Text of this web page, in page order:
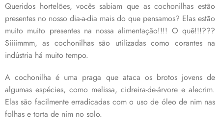
Queridos hortelões, vocês sabiam que as cochonilhas estão
presentes no nosso dia-a-dia mais do que pensamos? Elas estão
muito muito presentes na nossa alimentação!!!! O quê!!!???
Siiiimmm, as cochonilhas são utilizadas como corantes na
indústria há muito tempo.
A cochonilha é uma praga que ataca os brotos jovens de
algumas espécies, como melissa, cidreira-de-árvore e alecrim.
Elas são facilmente erradicadas com o uso de óleo de nim nas
folhas e torta de nim no solo.